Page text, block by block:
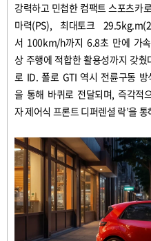
강력하고 민첩한 컴팩트스포츠카
마력(PS), 최대토크
서 100km/h까지 6.8초 만에 가
상 주행에 적합한 활용성까지 갖췄
로 ID. 폴로 GTI 역시 전륜구동 방
을 통해 바퀴로 전달되며, 즉각적
자제어식 프론트디퍼렌셜 락’을 통